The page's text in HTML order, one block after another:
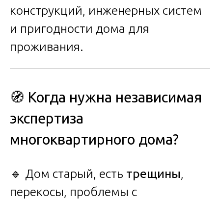
конструкций, инженерных систем
и пригодности дома для
проживания.
🧭 Когда нужна независимая
экспертиза
многоквартирного дома?
🔹 Дом старый, есть трещины
перекосы, проблемы с